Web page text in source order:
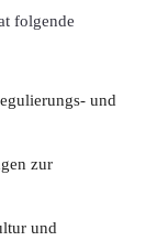
folgende
und
zur
und